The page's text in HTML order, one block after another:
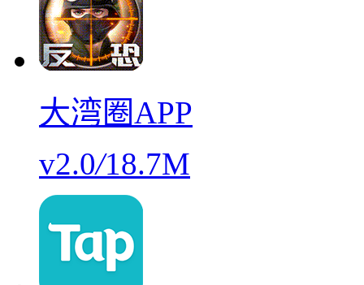
大湾圈APP
v2.0/18.7M